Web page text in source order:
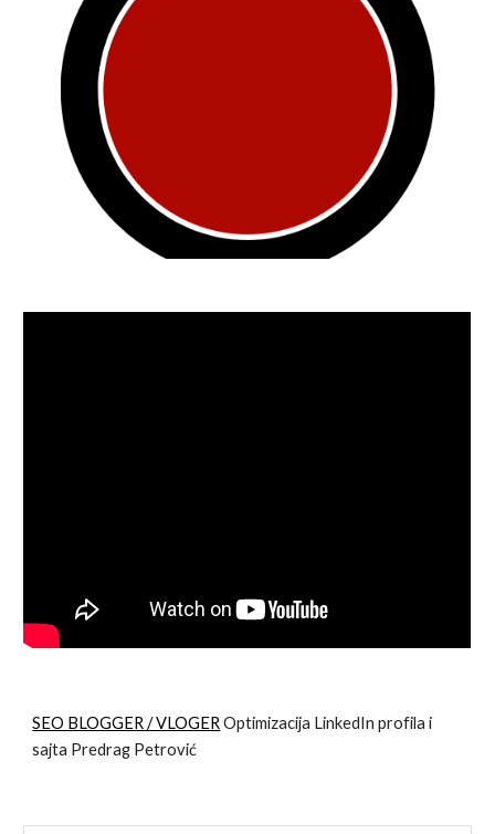
SEO BLOGGER / VLOGEROptimizacija LinkedIn profila i
sajta Predrag Petrović